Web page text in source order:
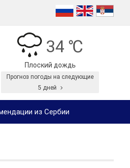
34 ℃
Плоский дождь
Прогноз погоды на следующие
5 дней
из Сербии